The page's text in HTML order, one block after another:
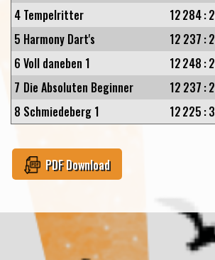
4 Tempelritter 12284:
5 Harmony Dart's 12 237 :
6 Voll daneben 1 12248 :
7 Die Absoluten Beginner 12 237 :
8 Schmiedeberg 1 12225 :
PDF Download